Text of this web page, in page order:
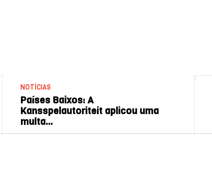
NOTÍCIAS
Países Baixos: A
Kansspelautoriteit aplicou uma
multa…